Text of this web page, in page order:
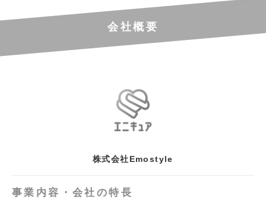
会社概要
株式会社Emostyle
事業内容・会社の特長